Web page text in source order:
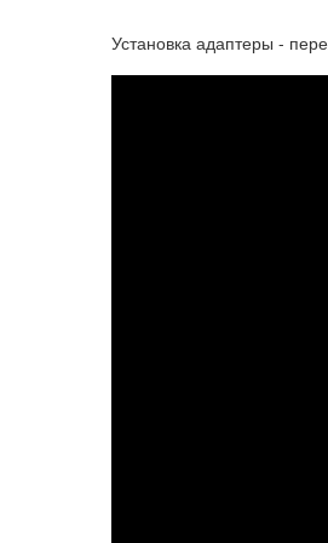
Установка адаптеры -